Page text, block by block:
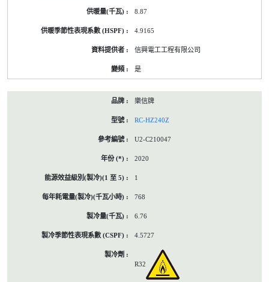
8.87
4.9165
信興電工工程有限公司
是
樂信牌
RC-HZ240Z
U2-C210047
2020
1
768
6.76
4.5727
R32